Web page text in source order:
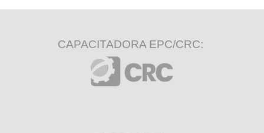
CAPACITADORA EPC/CRC: